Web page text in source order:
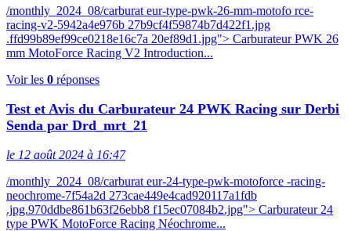
/monthly_2024_08/carburat eur-type-pwk-26-mm-motofo rce-
racing-v2-5942a4e976b 27b9cf4f59874b7d422f1.jpg
.ffd99b89ef99ce0218e16c7a 20ef89d1.jpg"> Carburateur PWK 26
mm MotoForce Racing V2 Introduction...
Voir les 0 réponses
Test et Avis du Carburateur 24 PWK Racing sur Derbi
Senda par Drd_mrt_21
le 12 août 2024 à 16:47
/monthly_2024_08/carburat eur-24-type-pwk-motoforce -racing-
neochrome-7f54a2d 273cae449e4cad920117a1fdb
.jpg.970ddbe861b63f26ebb8 f15ec07084b2.jpg"> Carburateur 24
type PWK MotoForce Racing Néochrome...